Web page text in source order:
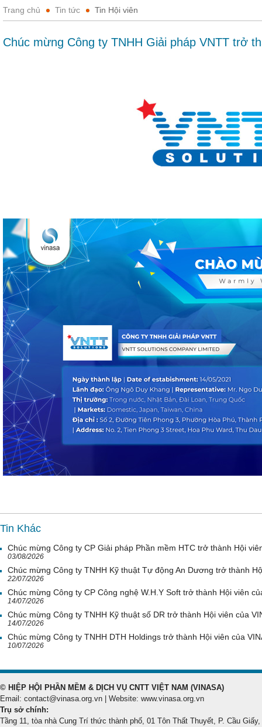
Trang chủ Tin tức Tin Hội viên
Chúc mừng Công ty TNHH Giải pháp VNTT trở
Tin Khác
Chúc mừng Công ty CP Giải pháp Phần mềm HTC trở thành Hội
03/08/2026
Chúc mừng Công ty TNHH Kỹ thuật Tự động An Dương trở thành
22/07/2026
Chúc mừng Công ty CP Công nghệ W.H.Y Soft trở thành Hội viên
14/07/2026
Chúc mừng Công ty TNHH Kỹ thuật số DR trở thành Hội viên của
14/07/2026
Chúc mừng Công ty TNHH DTH Holdings trở thành Hội viên của
10/07/2026
© HIỆP HỘI PHẦN MỀM & DỊCH VỤ CNTT VIỆT NAM (VINASA)
Email: contact@vinasa.org.vn | Website: www.vinasa.org.vn
Trụ sở chính:
Tầng 11, tòa nhà Cung Trí thức thành phố, 01 Tôn Thất Thuyết, P. Cầu Giấy,